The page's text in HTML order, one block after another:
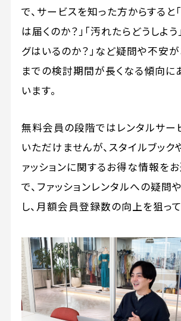
で、サービスを知った方からすると
は届くのか？」「汚れたらどうしよう
グはいるのか？」など疑問や不安が
までの検討期間が長くなる傾向に
います。
無料会員の段階ではレンタルサー
いただけませんが、スタイルブック
ァッションに関するお得な情報を
で、ファッションレンタルへの疑問
し、月額会員登録数の向上を狙って